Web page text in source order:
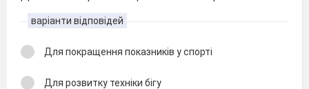
варіанти відповідей
Для покращення показників у спорті
Для розвитку техніки бігу